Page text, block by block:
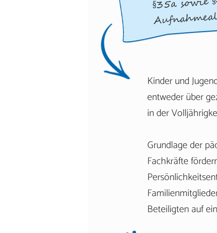
Kinder und
entweder über
in der
Grundlage der
Fachkräfte
Beteiligten auf